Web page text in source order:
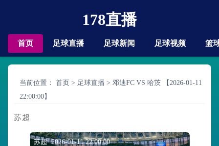
178直播
首页 足球直播 足球新闻 足球视频 篮
当前位置： 首页 > 足球直播 > 邓迪FC VS 哈茨 【2026-01-11
22:00:00】
苏超
苏超 2026-01-11 22:00:00